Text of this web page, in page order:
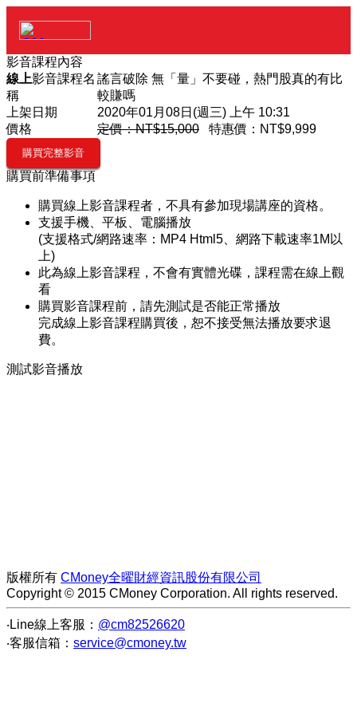
影音課程內容
線上影音課程名
稱
謠言破除 無「量」不要碰，熱門股真的有比
較賺嗎
上架日期
2020年01月08日(週三) 上午 10:31
價格
定價：NT$15,000 特惠價： NT$9,999
購買前準備事項
購買線上影音課程者，不具有參加現場講座的資格。
支援手機、平板、電腦播放
(支援格式/網路速率：MP4 Html5、網路下載速率1M以
上)
此為線上影音課程，不會有實體光碟，課程需在線上觀
看
購買影音課程前，請先測試是否能正常播放
完成線上影音課程購買後，恕不接受無法播放要求退
費。
測試影音播放
版權所有 CMoney全曜財經資訊股份有限公司
Copyright © 2015 CMoney Corporation. All rights reserved.
‧Line線上客服： @cm82526620
‧客服信箱： service@cmoney.tw